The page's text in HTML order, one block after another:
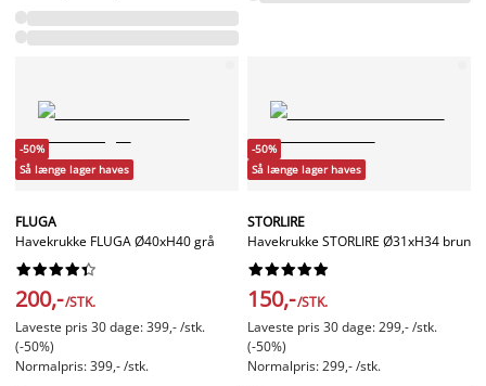
-50%
Så længe lager haves
FLUGA
Havekrukke FLUGA Ø40xH40 grå






200,-/STK.
Laveste pris 30 dage: 399,- /stk.
(-50%)
Normalpris: 399,- /stk.
-50%
Så længe lager haves
STORLIRE
Havekrukke STORLIRE Ø31xH34 brun






150,-/STK.
Laveste pris 30 dage: 299,- /stk.
(-50%)
Normalpris: 299,- /stk.